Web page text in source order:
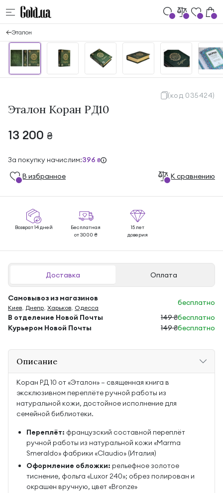
Эталон
(код 035424)
Эталон Коран РД10
13 200 ₴
За покупку начислим:396 ₴
В избранноe К сравнению
Возврат 14 дней
Бесплатная
от 3000 ₴
15 лет
доверия
Доставка Оплата
Самовывоз из магазинов
Киев, Днепр, Харьков, Одесса
бесплатно
В отделение Новой Почты
149 ₴бесплатно
Курьером Новой Почты
149 ₴бесплатно
Описание
Коран РД 10 от «Эталон» — священная книга в
эксклюзивном переплёте ручной работы из
натуральной кожи, достойное исполнение для
семейной библиотеки.
Переплёт: французский составной переплёт
ручной работы из натуральной кожи «Marma
Smeraldo» фабрики «Claudio» (Италия)
Оформление обложки: рельефное золотое
тиснение, фольга «Luxor 240»; обрез полирован и
окрашен вручную, цвет «Bronze»